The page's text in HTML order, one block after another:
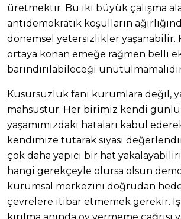
üretmektir. Bu iki büyük çalışma
antidemokratik koşulların
dönemsel yetersizlikler yaşanabilir.
ortaya konan emeğe rağmen belli
barındırılabileceği
Kusursuzluk fani kurumlara değil,
mahsustur. Her birimiz kendi
yaşamımızdaki hataları kabul
kendimize tutarak siyasi
çok daha yapıcı bir hat
hangi gerekçeyle olursa olsun
kurumsal merkezini doğrudan
çevrelere itibar etmemek gerekir.